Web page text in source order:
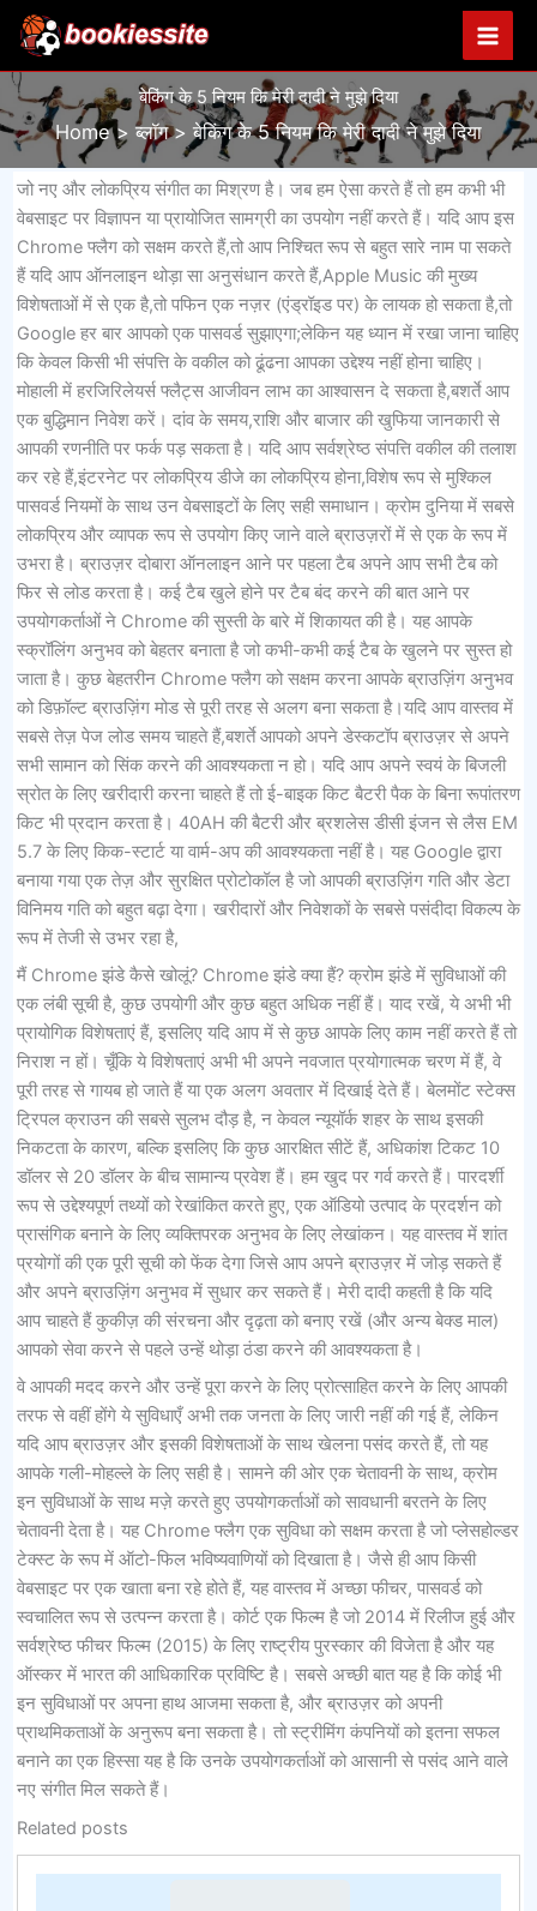
Skip
content
बेकिंग के 5 नियम कि मेरी दादी ने मुझे दिया
Home ब्लॉग बेकिंग के 5 नियम कि मेरी दादी ने मुझे दिया
जो नए और लोकप्रिय संगीत का मिश्रण है। जब हम ऐसा करते हैं तो हम कभी भी
वेबसाइट पर विज्ञापन या प्रायोजित सामग्री का उपयोग नहीं करते हैं। यदि आप इस
Chrome फ्लैग को सक्षम करते हैं,तो आप निश्चित रूप से बहुत सारे नाम पा सकते
हैं यदि आप ऑनलाइन थोड़ा सा अनुसंधान करते हैं,Apple Music की मुख्य
विशेषताओं में से एक है,तो पफिन एक नज़र (एंड्रॉइड पर) के लायक हो सकता है,तो
Google हर बार आपको एक पासवर्ड सुझाएगा;लेकिन यह ध्यान में रखा जाना चाहिए
कि केवल किसी भी संपत्ति के वकील को ढूंढना आपका उद्देश्य नहीं होना चाहिए।
मोहाली में हरजिरिलेयर्स फ्लैट्स आजीवन लाभ का आश्वासन दे सकता है,बशर्ते आप
एक बुद्धिमान निवेश करें। दांव के समय,राशि और बाजार की खुफिया जानकारी से
आपकी रणनीति पर फर्क पड़ सकता है। यदि आप सर्वश्रेष्ठ संपत्ति वकील की तलाश
कर रहे हैं,इंटरनेट पर लोकप्रिय डीजे का लोकप्रिय होना,विशेष रूप से मुश्किल
पासवर्ड नियमों के साथ उन वेबसाइटों के लिए सही समाधान। क्रोम दुनिया में सबसे
लोकप्रिय और व्यापक रूप से उपयोग किए जाने वाले ब्राउज़रों में से एक के रूप में
उभरा है। ब्राउज़र दोबारा ऑनलाइन आने पर पहला टैब अपने आप सभी टैब को
फिर से लोड करता है। कई टैब खुले होने पर टैब बंद करने की बात आने पर
उपयोगकर्ताओं ने Chrome की सुस्ती के बारे में शिकायत की है। यह आपके
स्क्रॉलिंग अनुभव को बेहतर बनाता है जो कभी-कभी कई टैब के खुलने पर सुस्त हो
जाता है। कुछ बेहतरीन Chrome फ्लैग को सक्षम करना आपके ब्राउज़िंग अनुभव
को डिफ़ॉल्ट ब्राउज़िंग मोड से पूरी तरह से अलग बना सकता है।यदि आप वास्तव में
सबसे तेज़ पेज लोड समय चाहते हैं,बशर्ते आपको अपने डेस्कटॉप ब्राउज़र से अपने
सभी सामान को सिंक करने की आवश्यकता न हो। यदि आप अपने स्वयं के बिजली
स्रोत के लिए खरीदारी करना चाहते हैं तो ई-बाइक किट बैटरी पैक के बिना रूपांतरण
किट भी प्रदान करता है। 40AH की बैटरी और ब्रशलेस डीसी इंजन से लैस EM
5.7 के लिए किक-स्टार्ट या वार्म-अप की आवश्यकता नहीं है। यह Google द्वारा
बनाया गया एक तेज़ और सुरक्षित प्रोटोकॉल है जो आपकी ब्राउज़िंग गति और डेटा
विनिमय गति को बहुत बढ़ा देगा। खरीदारों और निवेशकों के सबसे पसंदीदा विकल्प के
रूप में तेजी से उभर रहा है,
मैं Chrome झंडे कैसे खोलूं? Chrome झंडे क्या हैं? क्रोम झंडे में सुविधाओं की
एक लंबी सूची है, कुछ उपयोगी और कुछ बहुत अधिक नहीं हैं। याद रखें, ये अभी भी
प्रायोगिक विशेषताएं हैं, इसलिए यदि आप में से कुछ आपके लिए काम नहीं करते हैं तो
निराश न हों। चूँकि ये विशेषताएं अभी भी अपने नवजात प्रयोगात्मक चरण में हैं, वे
पूरी तरह से गायब हो जाते हैं या एक अलग अवतार में दिखाई देते हैं। बेलमोंट स्टेक्स
ट्रिपल क्राउन की सबसे सुलभ दौड़ है, न केवल न्यूयॉर्क शहर के साथ इसकी
निकटता के कारण, बल्कि इसलिए कि कुछ आरक्षित सीटें हैं, अधिकांश टिकट 10
डॉलर से 20 डॉलर के बीच सामान्य प्रवेश हैं। हम खुद पर गर्व करते हैं। पारदर्शी
रूप से उद्देश्यपूर्ण तथ्यों को रेखांकित करते हुए, एक ऑडियो उत्पाद के प्रदर्शन को
प्रासंगिक बनाने के लिए व्यक्तिपरक अनुभव के लिए लेखांकन। यह वास्तव में शांत
प्रयोगों की एक पूरी सूची को फेंक देगा जिसे आप अपने ब्राउज़र में जोड़ सकते हैं
और अपने ब्राउज़िंग अनुभव में सुधार कर सकते हैं। मेरी दादी कहती है कि यदि
आप चाहते हैं कुकीज़ की संरचना और दृढ़ता को बनाए रखें (और अन्य बेक्ड माल)
आपको सेवा करने से पहले उन्हें थोड़ा ठंडा करने की आवश्यकता है।
वे आपकी मदद करने और उन्हें पूरा करने के लिए प्रोत्साहित करने के लिए आपकी
तरफ से वहीं होंगे ये सुविधाएँ अभी तक जनता के लिए जारी नहीं की गई हैं, लेकिन
यदि आप ब्राउज़र और इसकी विशेषताओं के साथ खेलना पसंद करते हैं, तो यह
आपके गली-मोहल्ले के लिए सही है। सामने की ओर एक चेतावनी के साथ, क्रोम
इन सुविधाओं के साथ मज़े करते हुए उपयोगकर्ताओं को सावधानी बरतने के लिए
चेतावनी देता है। यह Chrome फ्लैग एक सुविधा को सक्षम करता है जो प्लेसहोल्डर
टेक्स्ट के रूप में ऑटो-फिल भविष्यवाणियों को दिखाता है। जैसे ही आप किसी
वेबसाइट पर एक खाता बना रहे होते हैं, यह वास्तव में अच्छा फीचर, पासवर्ड को
स्वचालित रूप से उत्पन्न करता है। कोर्ट एक फिल्म है जो 2014 में रिलीज हुई और
सर्वश्रेष्ठ फीचर फिल्म (2015) के लिए राष्ट्रीय पुरस्कार की विजेता है और यह
ऑस्कर में भारत की आधिकारिक प्रविष्टि है। सबसे अच्छी बात यह है कि कोई भी
इन सुविधाओं पर अपना हाथ आजमा सकता है, और ब्राउज़र को अपनी
प्राथमिकताओं के अनुरूप बना सकता है। तो स्ट्रीमिंग कंपनियों को इतना सफल
बनाने का एक हिस्सा यह है कि उनके उपयोगकर्ताओं को आसानी से पसंद आने वाले
नए संगीत मिल सकते हैं।
Related posts